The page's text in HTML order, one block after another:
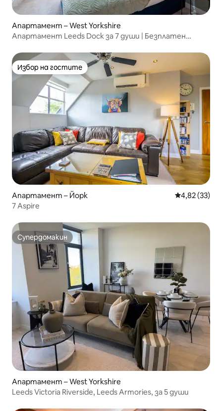
Апартамент – West Yorkshire
Апартамент Leeds Dock за 7 души | Безплатен
Избор на гостите
Избор на гостите
Апартамент – Йорк Средна
4,82 (33)
7 Aspire
Супердомакин
Супердомакин
Апартамент – West Yorkshire
Leeds Victoria Riverside, Leeds Armories, за 5 души